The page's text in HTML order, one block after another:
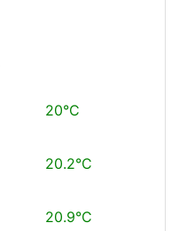
20°C
20.2°C
20.9°C